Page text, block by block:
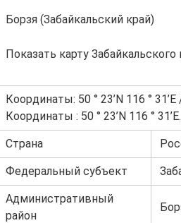
Борзя (Забайкальский край)
Показать карту Забайкальского
Координаты: 50 ° 23’N 116 °
Координаты : 50 ° 23’N 116 °
Страна
Федеральный субъект
Административный
район